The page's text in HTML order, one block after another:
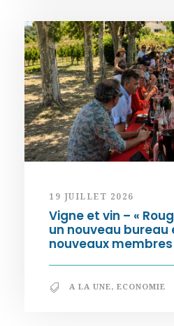
19 JUILLET 2026
Vigne et vin – «
un nouveau bureau
nouveaux membres
A LA UNE, ECONOMIE